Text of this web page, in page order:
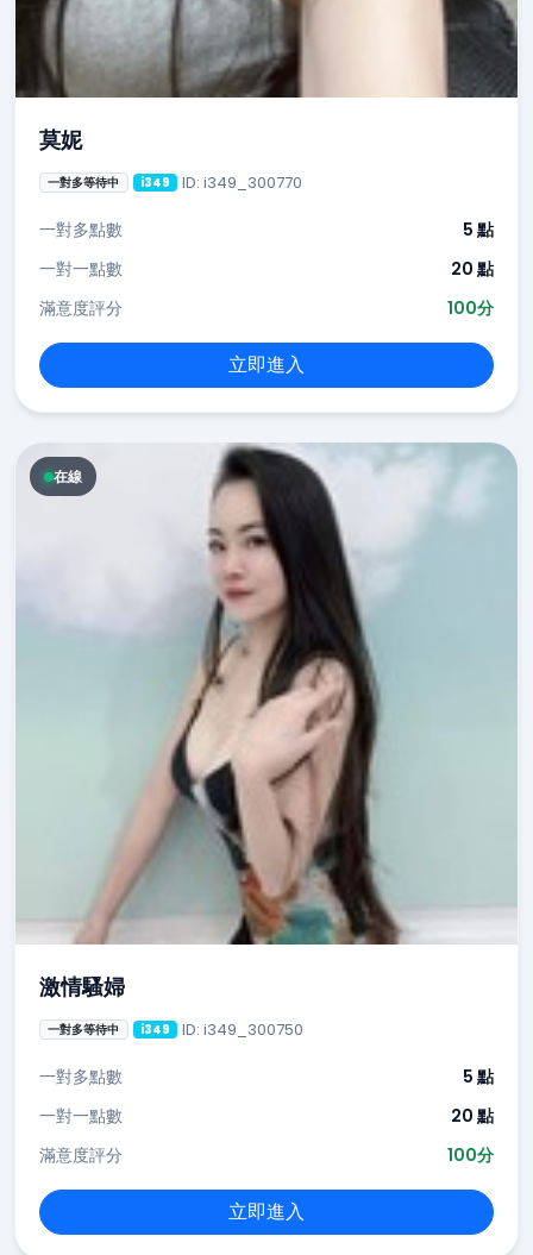
莫妮
一對多等待中 i349 ID: i349_300770
一對多點數
5 點
一對一點數
20 點
滿意度評分
100分
立即進入
在線
激情騷婦
一對多等待中 i349 ID: i349_300750
一對多點數
5 點
一對一點數
20 點
滿意度評分
100分
立即進入